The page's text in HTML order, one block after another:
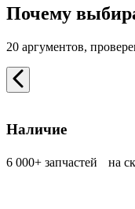
Почему
20 аргументов,
Наличие
6 000+ запчастей на